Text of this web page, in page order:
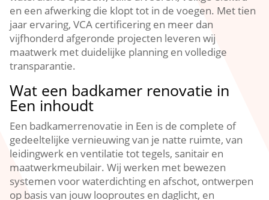
en een afwerking die klopt tot in de voegen. Met tien
jaar ervaring, VCA certificering en meer dan
vijfhonderd afgeronde projecten leveren wij
maatwerk met duidelijke planning en volledige
transparantie.
Wat een badkamer renovatie in
Een inhoudt
Een badkamerrenovatie in Een is de complete of
gedeeltelijke vernieuwing van je natte ruimte, van
leidingwerk en ventilatie tot tegels, sanitair en
maatwerkmeubilair. Wij werken met bewezen
systemen voor waterdichting en afschot, ontwerpen
op basis van jouw looproutes en daglicht, en